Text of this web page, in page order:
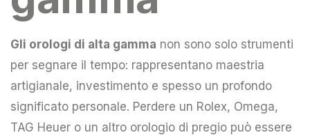
Gli orologi di alta gamma non sono solo strumenti
per segnare il tempo: rappresentano maestria
artigianale, investimento e spesso un profondo
significato personale. Perdere un Rolex, Omega,
TAG Heuer o un altro orologio di pregio può essere